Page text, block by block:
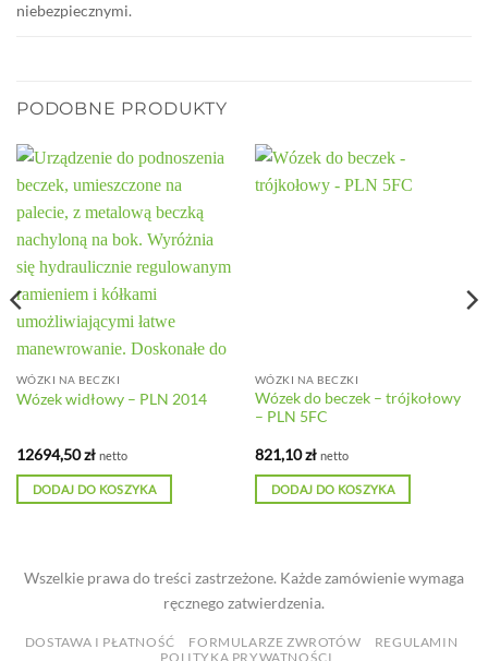
niebezpiecznymi.
PODOBNE PRODUKTY
WÓZKI NA BECZKI
Wózek widłowy – PLN 2014
12694,50zł netto
DODAJ DO KOSZYKA
WÓZKI NA BECZKI
Wózek do beczek – trójkołowy
– PLN 5FC
821,10zł netto
DODAJ DO KOSZYKA
Wszelkie prawa do treści zastrzeżone. Każde zamówienie wymaga
ręcznego zatwierdzenia.
DOSTAWA I PŁATNOŚĆ FORMULARZE ZWROTÓW
REGULAMIN
POLITYKA PRYWATNOŚCI